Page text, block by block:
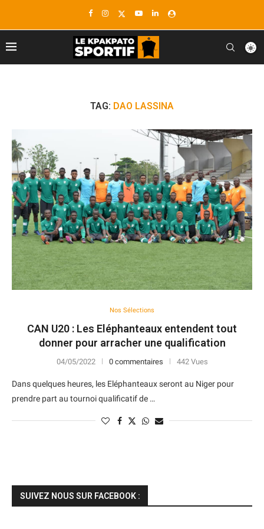
TAG: DAO LASSINA
Nos Sélections
CAN U20 : Les Eléphanteaux entendent tout
donner pour arracher une qualification
04/05/2022 0 commentaires 442 Vues
Dans quelques heures, les Eléphanteaux seront au Niger pour
prendre part au tournoi qualificatif de …
SUIVEZ NOUS SUR FACEBOOK :